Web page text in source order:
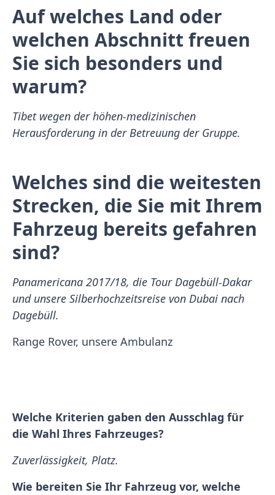
Auf welches Land oder
welchen Abschnitt freuen
Sie sich besonders und
warum?
Tibet wegen der höhen-medizinischen
Herausforderung in der Betreuung der Gruppe.
Welches sind die weitesten
Strecken, die Sie mit Ihrem
Fahrzeug bereits gefahren
sind?
Panamericana 2017/18, die Tour Dagebüll-Dakar
und unsere Silberhochzeitsreise von Dubai nach
Dagebüll.
Range Rover, unsere Ambulanz
Welche Kriterien gaben den Ausschlag für
die Wahl Ihres Fahrzeuges?
Zuverlässigkeit, Platz.
Wie bereiten Sie Ihr Fahrzeug vor, welche